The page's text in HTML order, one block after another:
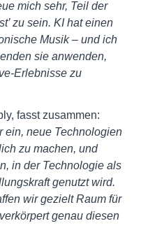
mich sehr, Teil der
zu sein. KI hat einen
Musik – und ich
sie anwenden,
Erlebnisse zu
fasst zusammen:
ein, neue Technologien
zu machen, und
in der Technologie als
genutzt wird.
wir gezielt Raum für
genau diesen